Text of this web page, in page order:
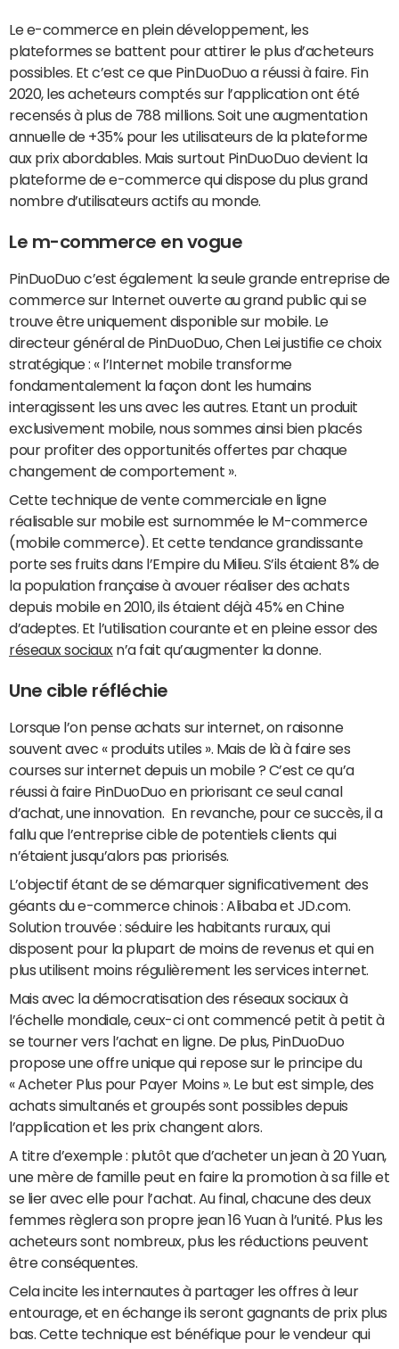
Le e-commerce en plein développement, les
plateformes se battent pour attirer le plus d’acheteurs
possibles. Et c’est ce que PinDuoDuo a réussi à faire. Fin
2020, les acheteurs comptés sur l’application ont été
recensés à plus de 788 millions. Soit une augmentation
annuelle de +35% pour les utilisateurs de la plateforme
aux prix abordables. Mais surtout PinDuoDuo devient la
plateforme de e-commerce qui dispose du plus grand
nombre d’utilisateurs actifs au monde.
Le m-commerce en vogue
PinDuoDuo c’est également la seule grande entreprise de
commerce sur Internet ouverte au grand public qui se
trouve être uniquement disponible sur mobile. Le
directeur général de PinDuoDuo, Chen Lei justifie ce choix
stratégique : « l’Internet mobile transforme
fondamentalement la façon dont les humains
interagissent les uns avec les autres. Etant un produit
exclusivement mobile, nous sommes ainsi bien placés
pour profiter des opportunités offertes par chaque
changement de comportement ».
Cette technique de vente commerciale en ligne
réalisable sur mobile est surnommée le M-commerce
(mobile commerce). Et cette tendance grandissante
porte ses fruits dans l’Empire du Milieu. S’ils étaient 8% de
la population française à avouer réaliser des achats
depuis mobile en 2010, ils étaient déjà 45% en Chine
d’adeptes. Et l’utilisation courante et en pleine essor des
réseaux sociauxn’a fait qu’augmenter la donne.
Une cible réfléchie
Lorsque l’on pense achats sur internet, on raisonne
souvent avec « produits utiles ». Mais de là à faire ses
courses sur internet depuis un mobile ? C’est ce qu’a
réussi à faire PinDuoDuo en priorisant ce seul canal
d’achat, une innovation. En revanche, pour ce succès, il a
fallu que l’entreprise cible de potentiels clients qui
n’étaient jusqu’alors pas priorisés.
L’objectif étant de se démarquer significativement des
géants du e-commerce chinois : Alibaba et JD.com.
Solution trouvée : séduire les habitants ruraux, qui
disposent pour la plupart de moins de revenus et qui en
plus utilisent moins régulièrement les services internet.
Mais avec la démocratisation des réseaux sociaux à
l’échelle mondiale, ceux-ci ont commencé petit à petit à
se tourner vers l’achat en ligne. De plus, PinDuoDuo
propose une offre unique qui repose sur le principe du
« Acheter Plus pour Payer Moins ». Le but est simple, des
achats simultanés et groupés sont possibles depuis
l’application et les prix changent alors.
A titre d’exemple : plutôt que d’acheter un jean à 20 Yuan,
une mère de famille peut en faire la promotion à sa fille et
se lier avec elle pour l’achat. Au final, chacune des deux
femmes règlera son propre jean 16 Yuan à l’unité. Plus les
acheteurs sont nombreux, plus les réductions peuvent
être conséquentes.
Cela incite les internautes à partager les offres à leur
entourage, et en échange ils seront gagnants de prix plus
bas. Cette technique est bénéfique pour le vendeur qui